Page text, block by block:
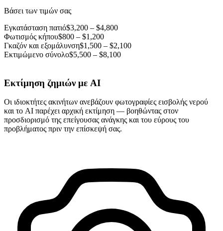
Βάσει των τιμών σας
Εγκατάσταση πατιό$3,200 – $4,800
Φωτισμός κήπου$800 – $1,200
Γκαζόν και εξομάλυνση$1,500 – $2,100
Εκτιμώμενο σύνολο$5,500 – $8,100
Εκτίμηση ζημιών με AI
Οι ιδιοκτήτες ακινήτων ανεβάζουν φωτογραφίες εισβολής νερού
και το AI παρέχει αρχική εκτίμηση — βοηθώντας στον
προσδιορισμό της επείγουσας ανάγκης και του εύρους του
προβλήματος πριν την επίσκεψή σας.